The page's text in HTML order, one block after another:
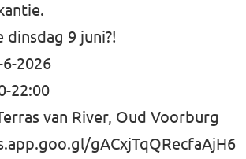
Zuid-Holland Zuid
dinsdag 9 juni?!
6-2026
22:00
van River, Oud Voorburg
gACxjTqQRecfaAjH6